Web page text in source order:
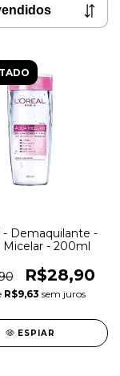
- Demaquilante -
Micelar - 200ml
R$28,90
R$9,63 sem juros
ESPIAR